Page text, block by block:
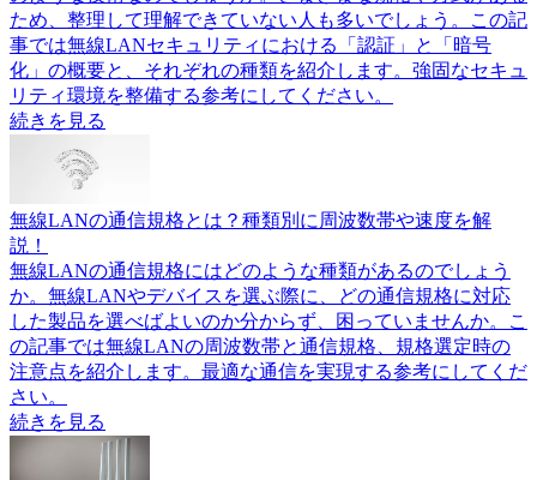
ため、整理して理解できていない人も多いでしょう。この記
事では無線LANセキュリティにおける「認証」と「暗号
化」の概要と、それぞれの種類を紹介します。強固なセキュ
リティ環境を整備する参考にしてください。
続きを見る
無線LANの通信規格とは？種類別に周波数帯や速度を解
説！
無線LANの通信規格にはどのような種類があるのでしょう
か。無線LANやデバイスを選ぶ際に、どの通信規格に対応
した製品を選べばよいのか分からず、困っていませんか。こ
の記事では無線LANの周波数帯と通信規格、規格選定時の
注意点を紹介します。最適な通信を実現する参考にしてくだ
さい。
続きを見る